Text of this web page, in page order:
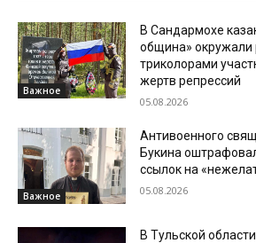
Важное
В Сандармохе
община» окружали
триколорами
жертв репрессий
05.08.2026
Важное
Антивоенного
Букина
ссылок на
05.08.2026
В Тульской